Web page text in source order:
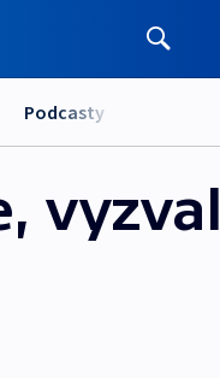
Podcasty
vyzval